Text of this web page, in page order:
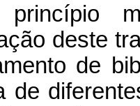
princípio
deste
de
de